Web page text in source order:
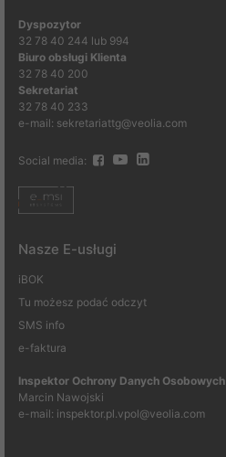
Dyspozytor
32 78 40 244 lub 994
Biuro obsługi Klienta
32 78 40 200
Sekretariat
32 78 40 233
e-mail: sekretariattg@veolia.com
Social media:
Nasze E-usługi
iBOK
Tu możesz podać odczyt
SMS info
e-faktura
Inspektor Ochrony Danych Osobowych
Marcin Nawojski
e-mail: inspektor.pl.vpol@veolia.com